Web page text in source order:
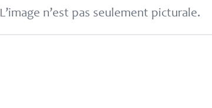
L’image n’est pas seulement picturale.